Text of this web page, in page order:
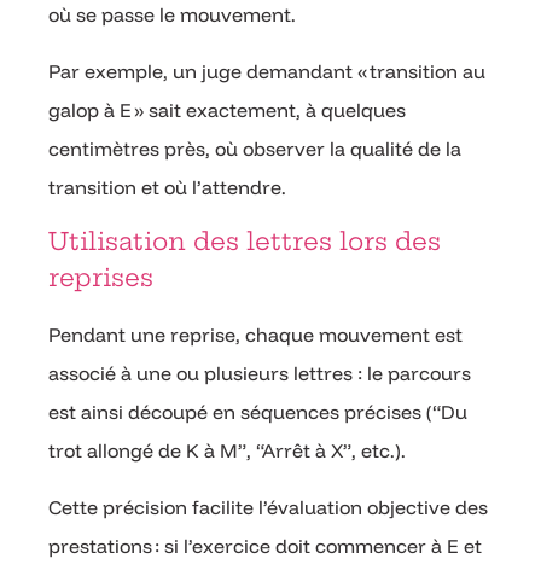
où se passe le mouvement.
Par exemple, un juge demandant « transition au
galop à E » sait exactement, à quelques
centimètres près, où observer la qualité de la
transition et où l’attendre.
Utilisation des lettres lors des
reprises
Pendant une reprise, chaque mouvement est
associé à une ou plusieurs lettres : le parcours
est ainsi découpé en séquences précises (“Du
trot allongé de K à M”, “Arrêt à X”, etc.).
Cette précision facilite l’évaluation objective des
prestations : si l’exercice doit commencer à E et